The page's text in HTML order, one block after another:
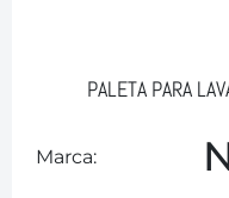
PALETA PARA
Marca: